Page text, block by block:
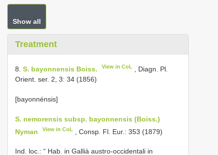
Show all
Treatment
8. S. bayonnensis Boiss. View in CoL
, Diagn. Pl.
Orient. ser. 2, 3: 34 (1856)
[bayonnénsis]
S. nemorensis subsp. bayonnensis (Boiss.)
Nyman
View in CoL , Consp. Fl. Eur.: 353 (1879)
Ind. loc.: “ Hab. in Gallià austro-occidentali in